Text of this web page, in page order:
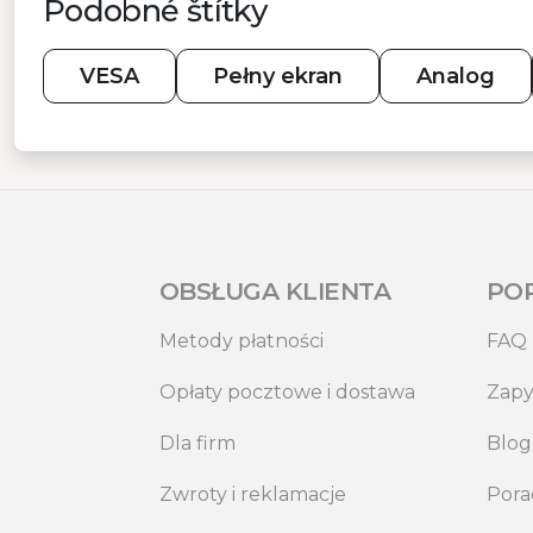
Podobné štítky
VESA Pełny ekran Analog
OBSŁUGA KLIENTA
Metody płatności
Opłaty pocztowe i dostawa
Dla firm
Zwroty i reklamacje
FAQ
Blog